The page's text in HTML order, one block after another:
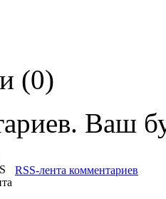
(0)
Ваш
RSS-лента комментариев